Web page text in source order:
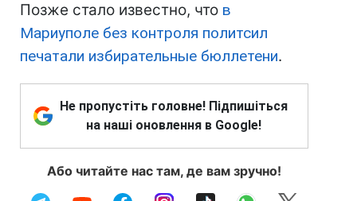
Позже стало известно, что в
Мариуполе без контроля политсил
печатали избирательные бюллетени.
Не пропустіть головне! Підпишіться
на наші оновлення в Google!
Або читайте нас там, де вам зручно!